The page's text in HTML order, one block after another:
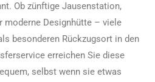
Ob zünftige Jausenstation,
moderne Designhütte – viele
besonderen Rückzugsort in den
erreichen Sie diese
selbst wenn sie etwas